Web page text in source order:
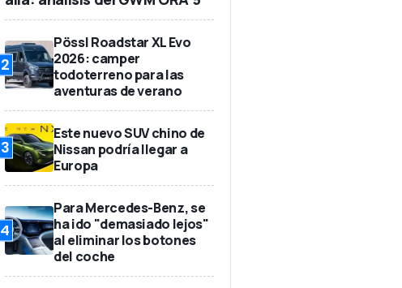
2
Pössl Roadstar XL Evo
2026: camper
todoterreno para las
aventuras de verano
3
Este nuevo SUV chino de
Nissan podría llegar a
Europa
4
Para Mercedes-Benz, se
ha ido "demasiado lejos"
al eliminar los botones
del coche